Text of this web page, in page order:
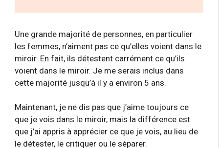
Une grande majorité de personnes, en particulier
les femmes, n’aiment pas ce qu’elles voient dans le
miroir. En fait, ils détestent carrément ce qu’ils
voient dans le miroir. Je me serais inclus dans
cette majorité jusqu’à il y a environ 5 ans.
Maintenant, je ne dis pas que j’aime toujours ce
que je vois dans le miroir, mais la différence est
que j’ai appris à apprécier ce que je vois, au lieu de
le détester, le critiquer ou le séparer.